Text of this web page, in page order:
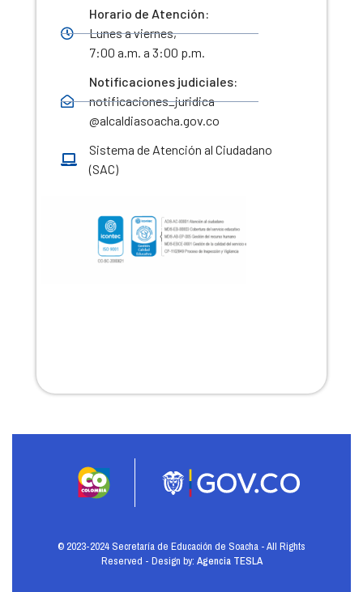
Horario de Atención:
Lunes a viernes,
7:00 a.m. a 3:00 p.m.
Notificaciones judiciales:
notificaciones_juridica
@alcaldiasoacha.gov.co
Sistema de Atención al Ciudadano
(SAC)
© 2023-2024 Secretaría de Educación de Soacha - All Rights
Reserved - Design by: Agencia TESLA